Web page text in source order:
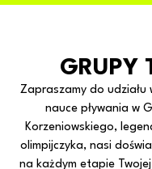
GRUPY
Zapraszamy do udziału
nauce pływania w
Korzeniowskiego,
olimpijczyka, nasi
na każdym etapie